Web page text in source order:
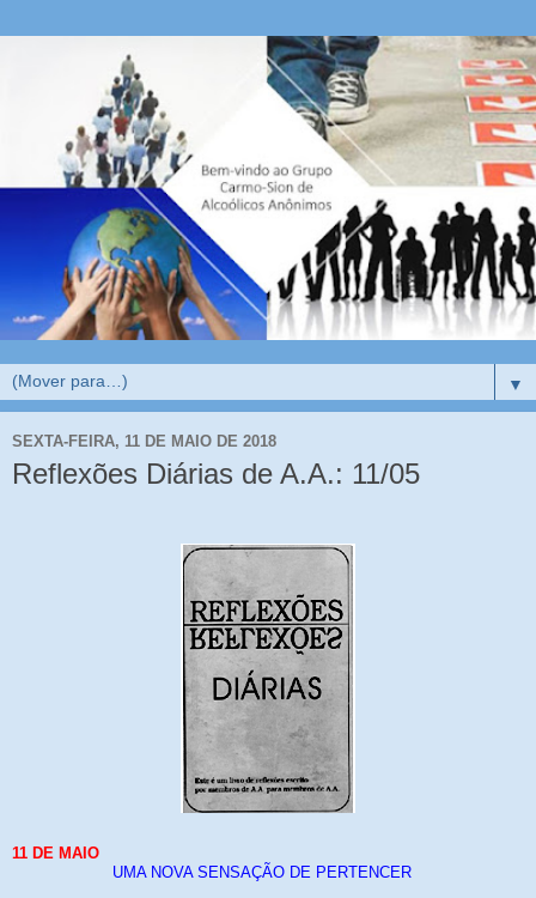
▼
SEXTA-FEIRA, 11 DE MAIO DE 2018
Reflexões Diárias de A.A.: 11/05
11 DE MAIO
UMA NOVA SENSAÇÃO DE PERTENCER